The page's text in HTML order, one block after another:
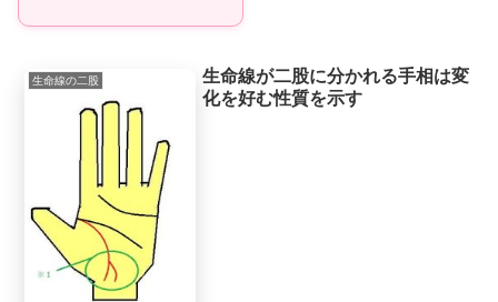
生命線の二股
生命線が二股に分かれる手相は変
化を好む性質を示す